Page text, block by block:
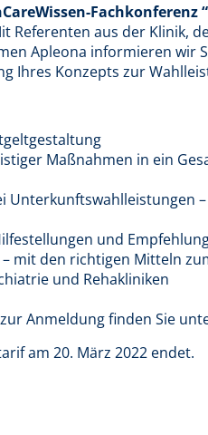
Referenten aus der Klinik,
Apleona informieren wir
Ihres Konzepts zur
Maßnahmen in ein
Unterkunftswahlleistungen
und
mit den richtigen Mitteln
und Rehakliniken
Anmeldung finden Sie
am 20. März 2022 endet.